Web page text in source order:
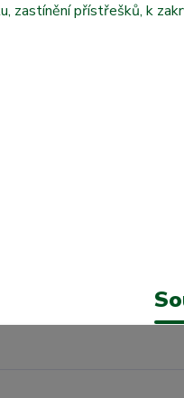
zastínění přístřešků, k